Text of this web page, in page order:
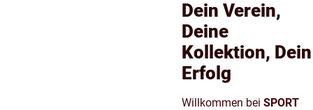
Dein Verein,
Deine
Kollektion, Dein
Erfolg
Willkommen bei SPORT